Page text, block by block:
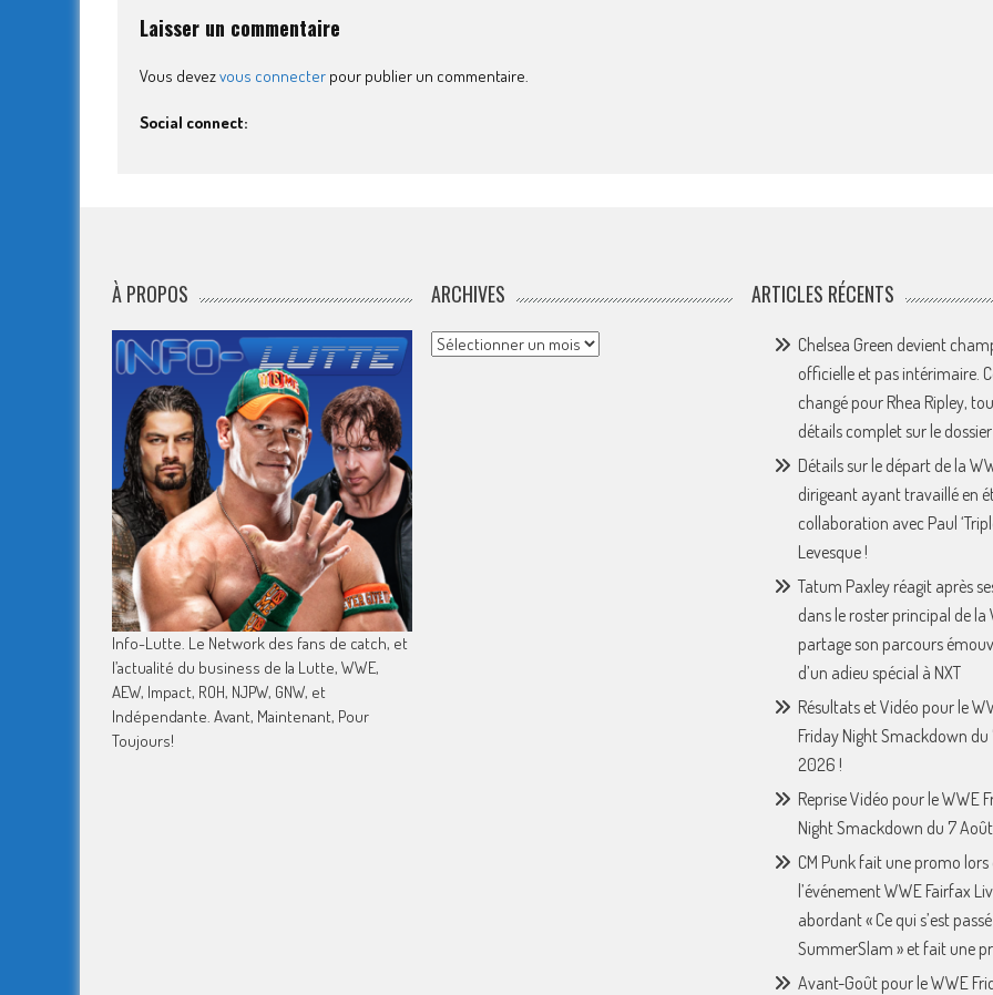
Laisser un commentaire
Vous devezvous connecter pour publier un commentaire.
Social connect:
À PROPOS
Info-Lutte. Le Network des fans de catch, et
l’actualité du business de la Lutte, WWE,
AEW, Impact, ROH, NJPW, GNW, et
Indépendante. Avant, Maintenant, Pour
Toujours!
ARCHIVES
Archives
ARTICLES RÉCENTS
Chelsea Green devient
officielle et pas intérimaire.
changé pour Rhea Ripley,
détails complet sur le
Détails sur le départ de la
dirigeant ayant travaillé en
collaboration avec Paul
Levesque !
Tatum Paxley réagit après
dans le roster principal de la
partage son parcours
d’un adieu spécial à NXT
Résultats et Vidéo pour le
Friday Night Smackdown
2026 !
Reprise Vidéo pour le WWE
Night Smackdown du 7
CM Punk fait une promo lors
l’événement WWE Fairfax
abordant « Ce qui s’est
SummerSlam » et fait une
Avant-Goût pour le WWE